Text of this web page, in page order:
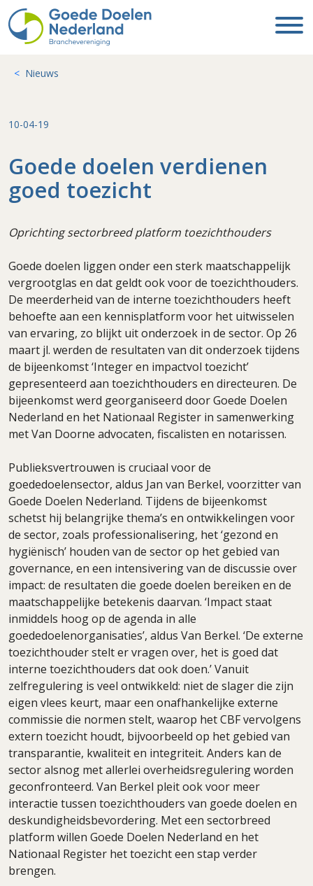
Nieuws
10-04-19
Goede doelen verdienen
goed toezicht
Oprichting sectorbreed platform toezichthouders
Goede doelen liggen onder een sterk maatschappelijk
vergrootglas en dat geldt ook voor de toezichthouders.
De meerderheid van de interne toezichthouders heeft
behoefte aan een kennisplatform voor het uitwisselen
van ervaring, zo blijkt uit onderzoek in de sector. Op 26
maart jl. werden de resultaten van dit onderzoek tijdens
de bijeenkomst ‘Integer en impactvol toezicht’
gepresenteerd aan toezichthouders en directeuren. De
bijeenkomst werd georganiseerd door Goede Doelen
Nederland en het Nationaal Register in samenwerking
met Van Doorne advocaten, fiscalisten en notarissen.
Publieksvertrouwen is cruciaal voor de
goededoelensector, aldus Jan van Berkel, voorzitter van
Goede Doelen Nederland. Tijdens de bijeenkomst
schetst hij belangrijke thema’s en ontwikkelingen voor
de sector, zoals professionalisering, het ‘gezond en
hygiënisch’ houden van de sector op het gebied van
governance, en een intensivering van de discussie over
impact: de resultaten die goede doelen bereiken en de
maatschappelijke betekenis daarvan. ‘Impact staat
inmiddels hoog op de agenda in alle
goededoelenorganisaties’, aldus Van Berkel. ‘De externe
toezichthouder stelt er vragen over, het is goed dat
interne toezichthouders dat ook doen.’ Vanuit
zelfregulering is veel ontwikkeld: niet de slager die zijn
eigen vlees keurt, maar een onafhankelijke externe
commissie die normen stelt, waarop het CBF vervolgens
extern toezicht houdt, bijvoorbeeld op het gebied van
transparantie, kwaliteit en integriteit. Anders kan de
sector alsnog met allerlei overheidsregulering worden
geconfronteerd. Van Berkel pleit ook voor meer
interactie tussen toezichthouders van goede doelen en
deskundigheidsbevordering. Met een sectorbreed
platform willen Goede Doelen Nederland en het
Nationaal Register het toezicht een stap verder
brengen.